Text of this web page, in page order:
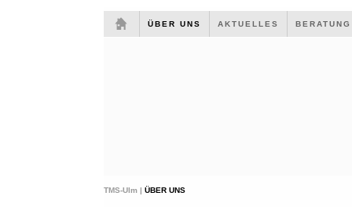
ÜBER UNS AKTUELLES
TMS-Ulm | ÜBER UNS